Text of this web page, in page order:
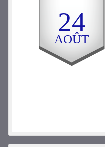
24
AOÛT